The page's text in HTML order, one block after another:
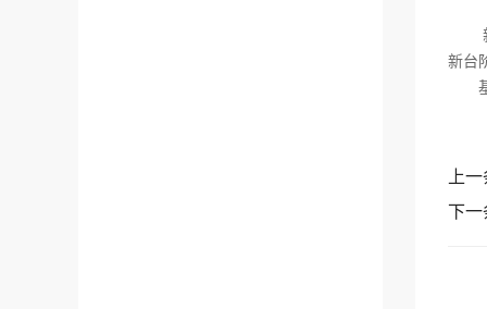
新
新台
基
上
下一